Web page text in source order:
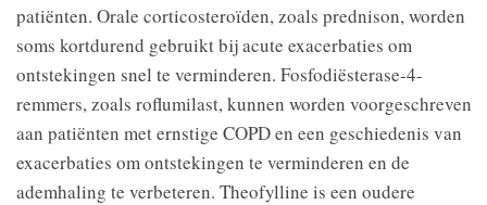
patiënten. Orale corticosteroïden, zoals prednison, worden
soms kortdurend gebruikt bij acute exacerbaties om
ontstekingen snel te verminderen. Fosfodiësterase-4-
remmers, zoals roflumilast, kunnen worden voorgeschreven
aan patiënten met ernstige COPD en een geschiedenis van
exacerbaties om ontstekingen te verminderen en de
ademhaling te verbeteren. Theofylline is een oudere